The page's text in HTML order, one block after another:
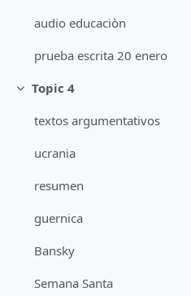
audio educaciòn
prueba escrita 20 enero
Minimizza
Topic 4
textos argumentativos
ucrania
resumen
guernica
Bansky
Semana Santa